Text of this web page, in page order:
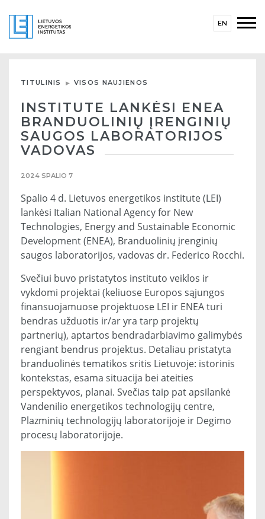
EN
TITULINIS VISOS NAUJIENOS
INSTITUTE LANKĖSI ENEA
BRANDUOLINIŲ ĮRENGINIŲ
SAUGOS LABORATORIJOS
VADOVAS
2024 SPALIO 7
Spalio 4 d. Lietuvos energetikos institute (LEI)
lankėsi Italian National Agency for New
Technologies, Energy and Sustainable Economic
Development (ENEA), Branduolinių įrenginių
saugos laboratorijos, vadovas dr. Federico Rocchi.
Svečiui buvo pristatytos instituto veiklos ir
vykdomi projektai (keliuose Europos sąjungos
finansuojamuose projektuose LEI ir ENEA turi
bendras užduotis ir/ar yra tarp projektų
partnerių), aptartos bendradarbiavimo galimybės
rengiant bendrus projektus. Detaliau pristatyta
branduolinės tematikos sritis Lietuvoje: istorinis
kontekstas, esama situacija bei ateities
perspektyvos, planai. Svečias taip pat apsilankė
Vandenilio energetikos technologijų centre,
Plazminių technologijų laboratorijoje ir Degimo
procesų laboratorijoje.